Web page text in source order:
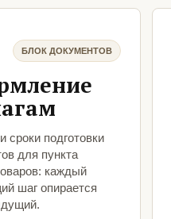
БЛОК ДОКУМЕНТОВ
сроки подготовки
для пункта
каждый
шаг опирается